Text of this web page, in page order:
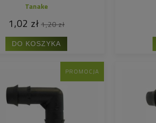
Tanake
1,02 zł 1,20 zł
DO KOSZYKA
PROMOCJA